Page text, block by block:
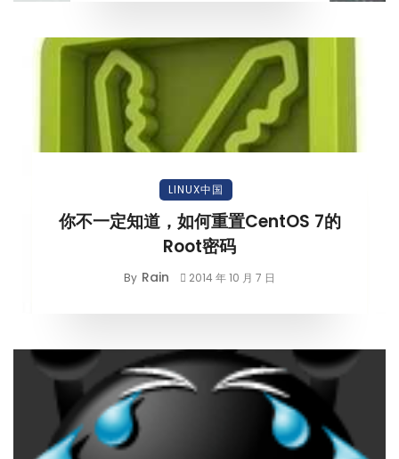
LINUX中国
你不一定知道，如何重置CentOS 7的
Root密码
By Rain 2014 年 10 月 7 日